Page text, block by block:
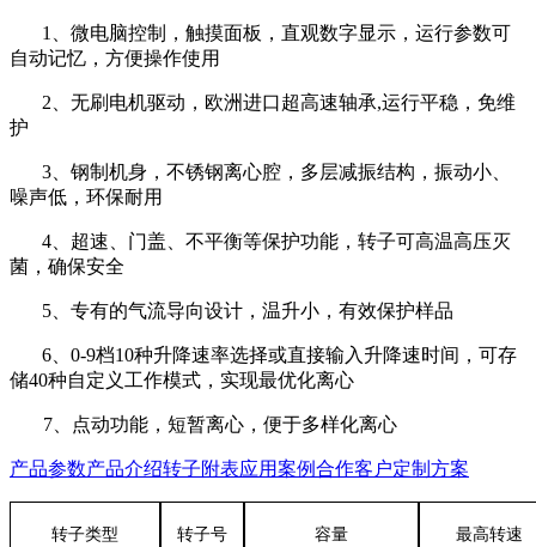
1
、微电脑控制，触摸面板，直观数字显示，运行参数可
自动记忆，方便操作使用
2 、无刷电机驱动，欧洲进口超高速轴承,运行平稳，免维
护
3 、钢制机身，不锈钢离心腔，多层减振结构，振动小、
噪声低，环保耐用
4 、超速、门盖、不平衡等保护功能，转子可高温高压灭
菌，确保安全
5 、专有的气流导向设计，温升小，有效保护样品
6 、0-9档10种升降速率选择或直接输入升降速时间，可存
储40种自定义工作模式，实现最优化离心
7 、点动功能，短暂离心，便于多样化离心
产品参数产品介绍转子附表应用案例合作客户定制方案
转子类型 转子号 容量 最高转速